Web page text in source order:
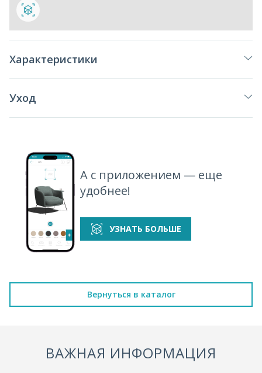
Характеристики
Уход
А с приложением — еще
удобнее!
УЗНАТЬ БОЛЬШЕ
Вернуться в каталог
ВАЖНАЯ ИНФОРМАЦИЯ